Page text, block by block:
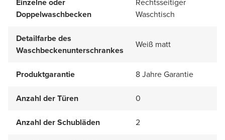
Doppelwaschbecken
Waschtisch
Detailfarbe des
Waschbeckenunterschrankes
Weiß matt
Produktgarantie 8 Jahre Garantie
Anzahl der Türen 0
Anzahl der Schubläden 2